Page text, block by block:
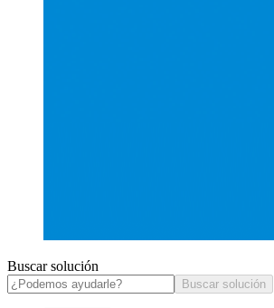
Buscar solución
Buscar solución